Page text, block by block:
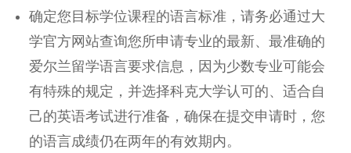
确定您目标学位课程的语言标准，请务必通过大
学官方网站查询您所申请专业的最新、最准确的
爱尔兰留学语言要求信息，因为少数专业可能会
有特殊的规定，并选择科克大学认可的、适合自
己的英语考试进行准备，确保在提交申请时，您
的语言成绩仍在两年的有效期内。